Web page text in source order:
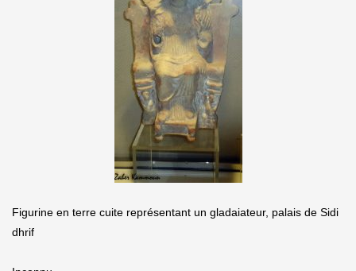
Figurine en terre cuite représentant un gladaiateur, palais de Sidi
dhrif